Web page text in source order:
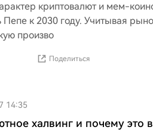
криптовалют и мем-
Пепе к 2030 году. Учитывая
произво
Поделиться
14:35
халвинг и почему это